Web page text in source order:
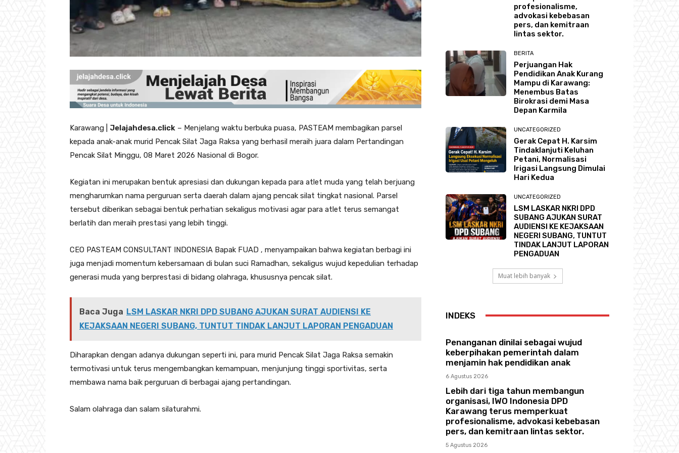
Karawang | Jelajahdesa.click – Menjelang waktu berbuka puasa, PASTEAM membagikan parsel
kepada anak-anak murid Pencak Silat Jaga Raksa yang berhasil meraih juara dalam Pertandingan
Pencak Silat Minggu, 08 Maret 2026 Nasional di Bogor.
Kegiatan ini merupakan bentuk apresiasi dan dukungan kepada para atlet muda yang telah berjuang
mengharumkan nama perguruan serta daerah dalam ajang pencak silat tingkat nasional. Parsel
tersebut diberikan sebagai bentuk perhatian sekaligus motivasi agar para atlet terus semangat
berlatih dan meraih prestasi yang lebih tinggi.
‎‎CEO PASTEAM CONSULTANT INDONESIA ‎Bapak FUAD , menyampaikan bahwa kegiatan berbagi ini
juga menjadi momentum kebersamaan di bulan suci Ramadhan, sekaligus wujud kepedulian terhadap
generasi muda yang berprestasi di bidang olahraga, khususnya pencak silat.
Baca Juga LSM LASKAR NKRI DPD SUBANG AJUKAN SURAT AUDIENSI KE
KEJAKSAAN NEGERI SUBANG, TUNTUT TINDAK LANJUT LAPORAN PENGADUAN
‎‎Diharapkan dengan adanya dukungan seperti ini, para murid Pencak Silat Jaga Raksa semakin
termotivasi untuk terus mengembangkan kemampuan, menjunjung tinggi sportivitas, serta
membawa nama baik perguruan di berbagai ajang pertandingan.
‎Salam olahraga dan salam silaturahmi.
profesionalisme,
advokasi kebebasan
pers, dan kemitraan
lintas sektor.
BERITA
Perjuangan Hak
Pendidikan Anak Kurang
Mampu di Karawang:
Menembus Batas
Birokrasi demi Masa
Depan Karmila
UNCATEGORIZED
Gerak Cepat H. Karsim
Tindaklanjuti Keluhan
Petani, Normalisasi
Irigasi Langsung Dimulai
Hari Kedua
UNCATEGORIZED
LSM LASKAR NKRI DPD
SUBANG AJUKAN SURAT
AUDIENSI KE KEJAKSAAN
NEGERI SUBANG, TUNTUT
TINDAK LANJUT LAPORAN
PENGADUAN
Muat lebih banyak
INDEKS
Penanganan dinilai sebagai wujud
keberpihakan pemerintah dalam
menjamin hak pendidikan anak
6 Agustus 2026
Lebih dari tiga tahun membangun
organisasi, IWO Indonesia DPD
Karawang terus memperkuat
profesionalisme, advokasi kebebasan
pers, dan kemitraan lintas sektor.
5 Agustus 2026